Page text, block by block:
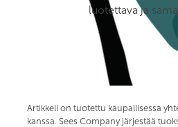
luotettava ja
Artikkeli on tuotettu kaupallisessa
kanssa. Sees Company järjestää